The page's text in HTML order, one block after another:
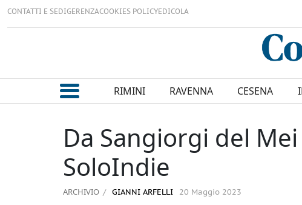
CONTATTI E SEDIGERENZACOOKIES POLICYEDICOLA
RIMINI RAVENNA CESENA
Da Sangiorgi del
SoloIndie
ARCHIVIO GIANNI ARFELLI 20 Maggio 2023